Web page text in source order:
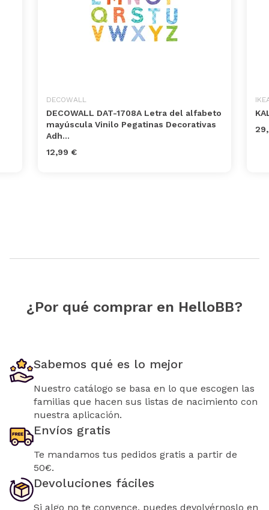
DECOWALL
DECOWALL DAT-1708A Letra del alfabeto
mayúscula Vinilo Pegatinas Decorativas
Adh...
12,99 €
¿Por qué comprar en HelloBB?
Sabemos qué es lo mejor
Nuestro catálogo se basa en lo que escogen las
familias que hacen sus listas de nacimiento con
nuestra aplicación.
Envíos gratis
Te mandamos tus pedidos gratis a partir de
50€.
Devoluciones fáciles
Si algo no te convence, puedes devolvérnoslo en